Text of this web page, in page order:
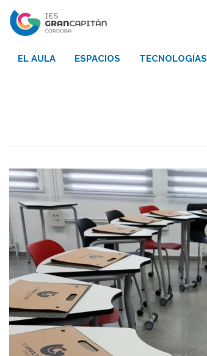
EL AULA ESPACIOS TECNOLOGÍAS